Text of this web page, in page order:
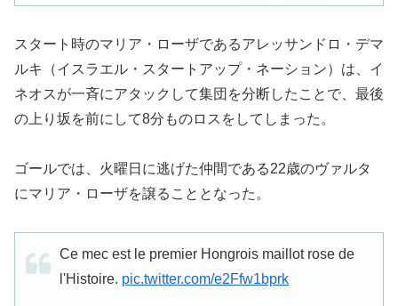
スタート時のマリア・ローザであるアレッサンドロ・デマ
ルキ（イスラエル・スタートアップ・ネーション）は、イ
ネオスが一斉にアタックして集団を分断したことで、最後
の上り坂を前にして8分ものロスをしてしまった。
ゴールでは、火曜日に逃げた仲間である22歳のヴァルタ
にマリア・ローザを譲ることとなった。
Ce mec est le premier Hongrois maillot rose de
l'Histoire. pic.twitter.com/e2Ffw1bprk